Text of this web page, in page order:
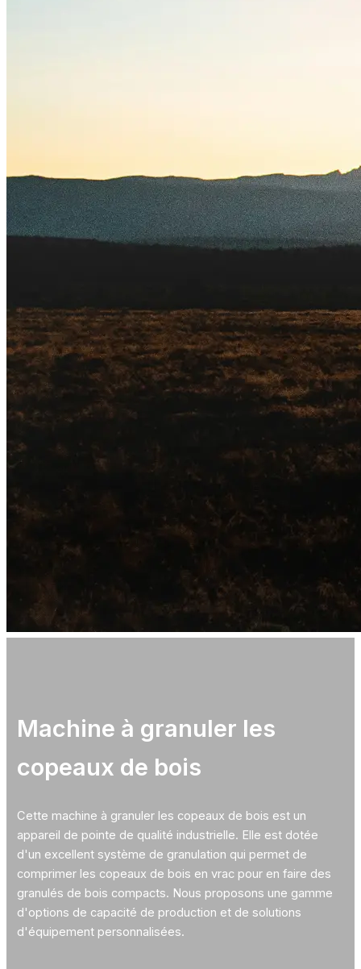
Machine à granuler les
copeaux de bois
Cette machine à granuler les copeaux de bois est un
appareil de pointe de qualité industrielle. Elle est dotée
d'un excellent système de granulation qui permet de
comprimer les copeaux de bois en vrac pour en faire des
granulés de bois compacts. Nous proposons une gamme
d'options de capacité de production et de solutions
d'équipement personnalisées.